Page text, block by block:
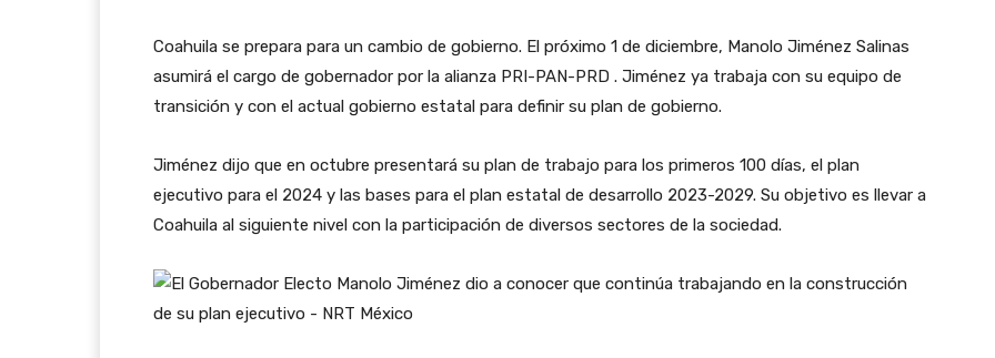
Coahuila se prepara para un cambio de gobierno. El próximo 1 de diciembre, Manolo Jiménez Salinas
asumirá el cargo de gobernador por la alianza PRI-PAN-PRD . Jiménez ya trabaja con su equipo de
transición y con el actual gobierno estatal para definir su plan de gobierno.
Jiménez dijo que en octubre presentará su plan de trabajo para los primeros 100 días, el plan
ejecutivo para el 2024 y las bases para el plan estatal de desarrollo 2023-2029. Su objetivo es llevar a
Coahuila al siguiente nivel con la participación de diversos sectores de la sociedad.